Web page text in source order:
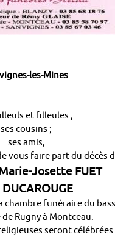
les-Mines
et filleules ;
ses cousins ;
ses amis,
vous faire part du décès
Josette FUET
chambre funéraire du
de Rugny à Montceau.
seront célébrées